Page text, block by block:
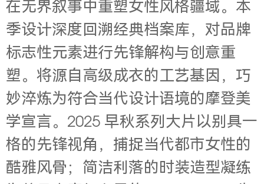
在无界叙事中重塑女性风格疆域。本
季设计深度回溯经典档案库，对品牌
标志性元素进行先锋解构与创意重
塑。将源自高级成衣的工艺基因，巧
妙淬炼为符合当代设计语境的摩登美
学宣言。2025 早秋系列大片以别具一
格的先锋视角，捕捉当代都市女性的
酷雅风骨；简洁利落的时装造型凝练